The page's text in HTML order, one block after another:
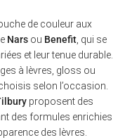
de couleur aux
Narsou Benefit, qui se
et leur tenue durable.
à lèvres, gloss ou
selon l’occasion.
proposent des
des formules enrichies
des lèvres.